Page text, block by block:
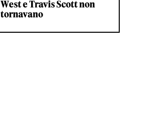
West e Travis Scott non
tornavano